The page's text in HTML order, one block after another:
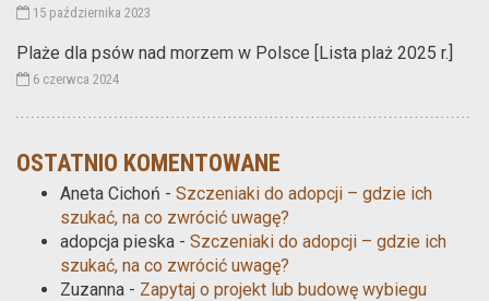
15 października 2023
Plaże dla psów nad morzem w Polsce [Lista plaż 2025 r.]
6 czerwca 2024
OSTATNIO KOMENTOWANE
Aneta Cichoń - Szczeniaki do adopcji – gdzie ich
szukać, na co zwrócić uwagę?
adopcja pieska - Szczeniaki do adopcji – gdzie ich
szukać, na co zwrócić uwagę?
Zuzanna - Zapytaj o projekt lub budowę wybiegu